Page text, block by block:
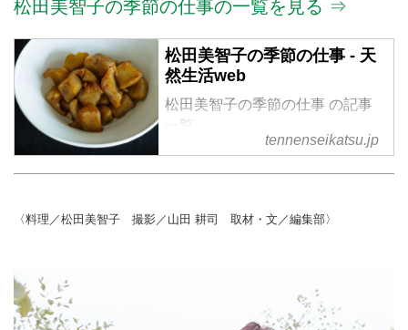
松田美智子の季節の仕事の一覧を見る ⇒
松田美智子の季節の仕事 - 天
然生活web
松田美智子の季節の仕事 の記事
一覧
tennenseikatsu.jp
〈料理／松田美智子 撮影／山田 耕司 取材・文／編集部〉